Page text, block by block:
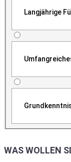
Langjährige
WAS WOLLEN